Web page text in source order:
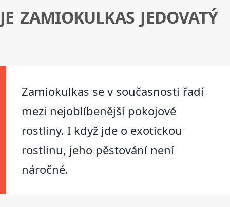
JE ZAMIOKULKAS JEDOVATÝ
Zamiokulkas se v současnosti řadí
mezi nejoblíbenější pokojové
rostliny. I když jde o exotickou
rostlinu, jeho pěstování není
náročné.